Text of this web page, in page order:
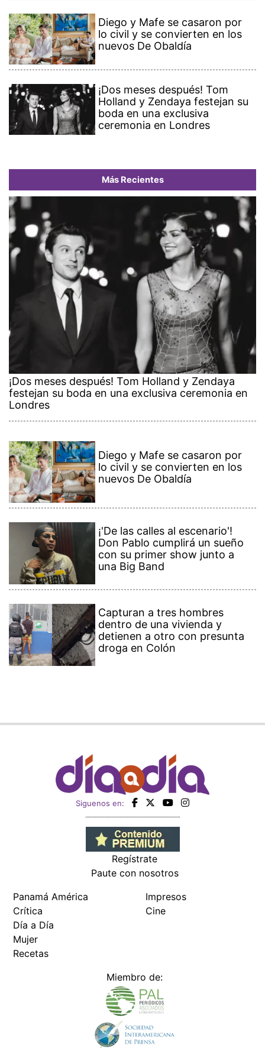
Diego y Mafe se casaron por
lo civil y se convierten en los
nuevos De Obaldía
¡Dos meses después! Tom
Holland y Zendaya festejan su
boda en una exclusiva
ceremonia en Londres
Más Recientes
¡Dos meses después! Tom Holland y Zendaya
festejan su boda en una exclusiva ceremonia en
Londres
Diego y Mafe se casaron por
lo civil y se convierten en los
nuevos De Obaldía
¡'De las calles al escenario'!
Don Pablo cumplirá un sueño
con su primer show junto a
una Big Band
Capturan a tres hombres
dentro de una vivienda y
detienen a otro con presunta
droga en Colón
Siguenos en:
Regístrate
Paute con nosotros
Panamá América
Crítica
Día a Día
Mujer
Recetas
Impresos
Cine
Miembro de: